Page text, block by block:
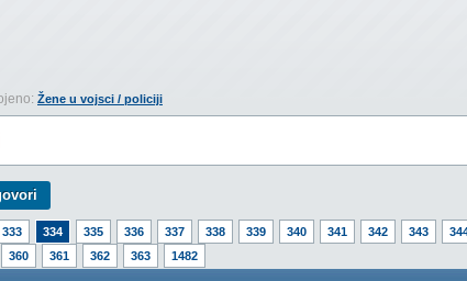
Žene u vojsci / policiji
333 334 335 336 337 338 339 340 341 342 343
360 361 362 363 1482